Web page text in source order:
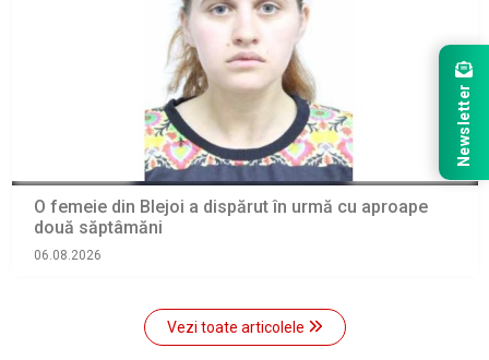
O femeie din Blejoi a dispărut în urmă cu aproape
două săptâmăni
06.08.2026
Vezi toate articolele
Newsletter